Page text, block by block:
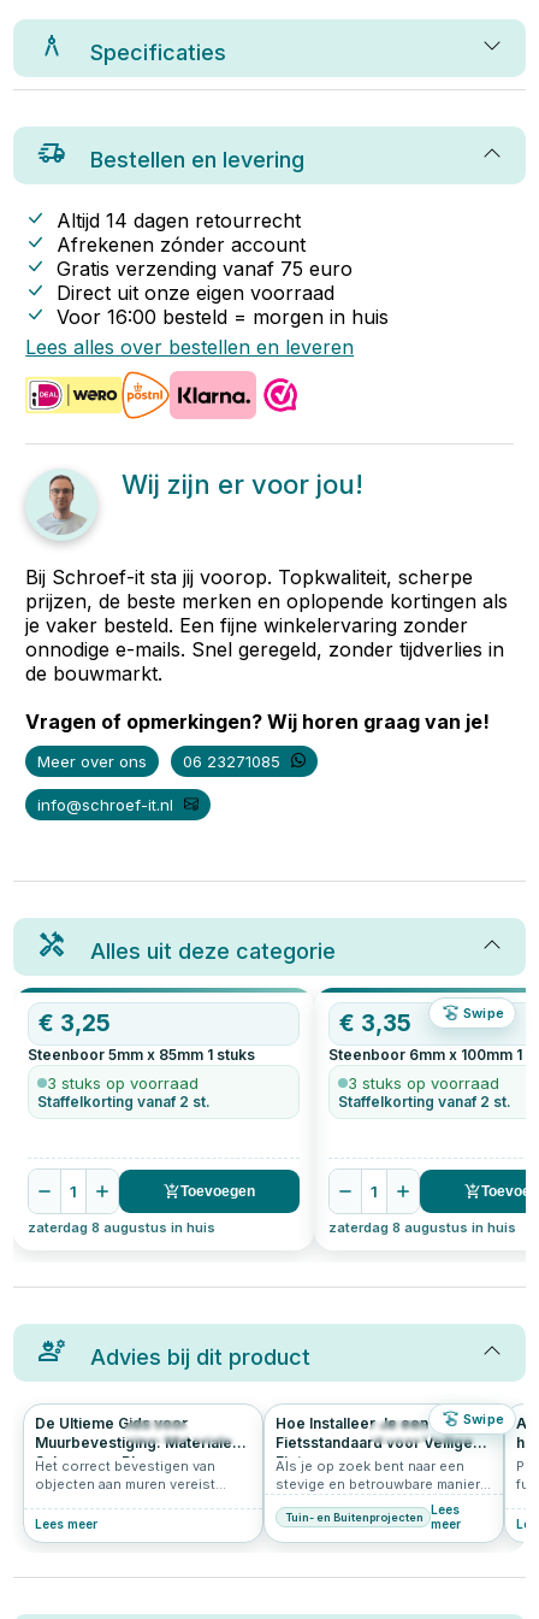
Specificaties
Bestellen en levering
Altijd 14 dagen retourrecht
Afrekenen zónder account
Gratis verzending vanaf 75 euro
Direct uit onze eigen voorraad
Voor 16:00 besteld = morgen in huis
Lees alles over bestellen en leveren
Wij zijn er voor jou!
Bij Schroef-it sta jij voorop. Topkwaliteit, scherpe
prijzen, de beste merken en oplopende kortingen als
je vaker besteld. Een fijne winkelervaring zonder
onnodige e-mails. Snel geregeld, zonder tijdverlies in
de bouwmarkt.
Vragen of opmerkingen? Wij horen graag van je!
Meer over ons 06 23271085
info@schroef-it.nl
Alles uit deze categorie
Swipe
€ 3,25
Steenboor 5mm x 85mm 1 stuks
3 stuks op voorraad
Staffelkorting vanaf 2 st.
1 Toevoegen
zaterdag 8 augustus in huis
€ 3,35
Steenboor 6mm x 100mm 1
3 stuks op voorraad
Staffelkorting vanaf 2 st.
1
zaterdag 8 augustus in huis
Advies bij dit product
Swipe
1374
De Ultieme Gids voor
Muurbevestiging: Materialen,
Schroeven, Pluggen,
Draagkracht en
Het correct bevestigen van
objecten aan muren vereist
tools. Ontdek in deze
uitgebreide gids hoe je
ideale schroeven kiest, welke
gebruikt wordt, wat de
Lees meer
244 4.6
Hoe Installeer Je een
Fietsstandaard voor Veilige
Fietsen
Als je op zoek bent naar een
stevige en betrouwbare manier
om je fiets veilig te stallen, dan
is de een Fietsstandaard de
perfecte oplossing. Deze
je fiets stabiel en veilig te
hoeft te maken over omvallen.
Tuin- en Buitenprojecten
Lees
meer